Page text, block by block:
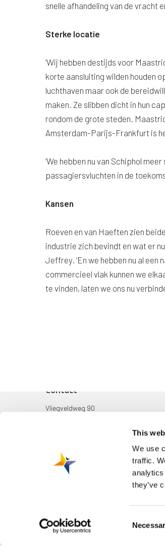
This
We use
traffic.
analytics
they’ve
Selection
snelle afhandeling van de vracht
Sterke locatie
‘Wij hebben destijds voor
korte aansluiting wilden houden
luchthaven maar ook de
maken. Ze slibben dicht in hun
rondom de grote steden.
Amsterdam-Parijs-Frankfurt is
‘We hebben nu van Schiphol
passagiersvluchten in de
Kansen
Roeven en van Haeften zien
industrie zich bevindt en wat er
Jeffrey. ‘En we hebben nu al
commercieel vlak kunnen we
te vinden, laten we ons nu
Contact
Vliegveldweg 90
infodesk@maa.nl
© 2026 Maastricht Aachen Airport. |
wijzigen